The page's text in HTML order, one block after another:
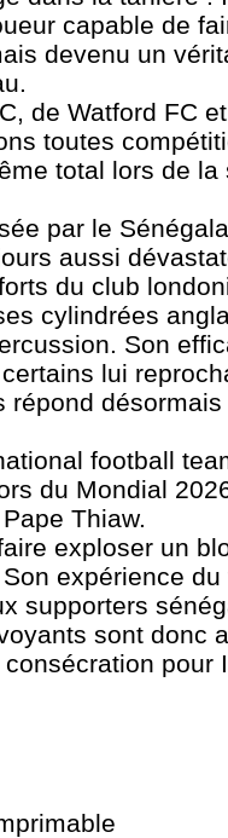
capable de
devenu un
de Watford FC
toutes
total lors de la
par le
aussi
du club
cylindrées
Son
lui
répond
football
du Mondial
Thiaw.
exploser un
expérience du
supporters
sont donc
pour